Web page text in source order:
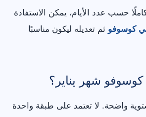
حسب عدد الأيام، يمكن الاستفادة
كوسوفو ثم تعديله ليكون مناسبًا
شهر يناير؟
واضحة. لا تعتمد على طبقة واحدة